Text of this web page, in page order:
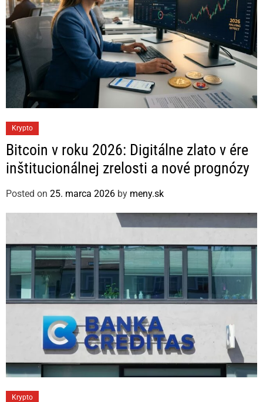
a
t
e
o
r
e
Krypto
Bitcoin v roku 2026: Digitálne zlato v ére
inštitucionálnej zrelosti a nové prognózy
Posted on 25. marca 2026 by meny.sk
Krypto